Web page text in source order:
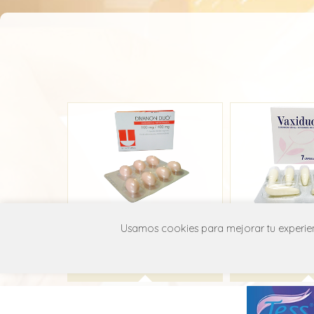
Divanon Dúo
Usamos cookies para mejorar tu